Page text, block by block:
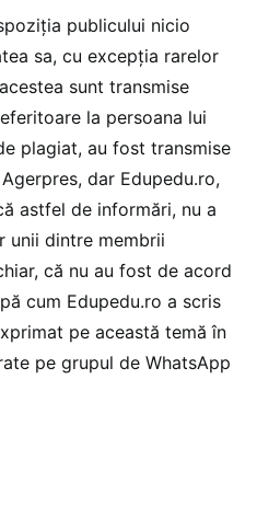
publicului nicio
sa, cu excepția rarelor
sunt transmise
la persoana lui
plagiat, au fost transmise
dar Edupedu.ro,
astfel de informări, nu a
unii dintre membrii
că nu au fost de acord
cum Edupedu.ro a scris
pe această temă în
pe grupul de WhatsApp